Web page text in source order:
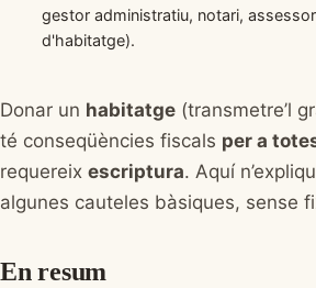
gestor administratiu, notari,
d'habitatge).
Donar un habitatge (transmetre’l
té conseqüències fiscals per a
requereix escriptura. Aquí
algunes cauteles bàsiques, sense
En resum